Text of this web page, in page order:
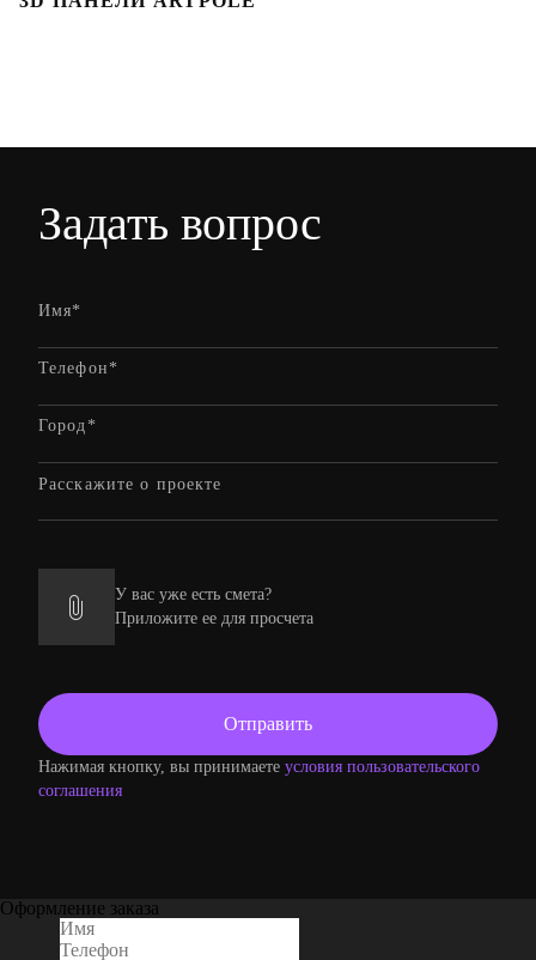
Задать вопрос
У вас уже есть смета?
Приложите ее для просчета
Нажимая кнопку, вы принимаете условия пользовательского
соглашения
Оформление заказа